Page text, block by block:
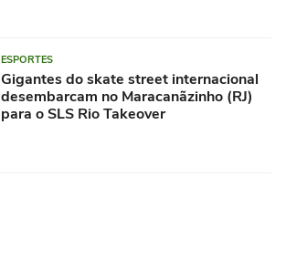
ESPORTES
Gigantes do skate street internacional
desembarcam no Maracanãzinho (RJ)
para o SLS Rio Takeover